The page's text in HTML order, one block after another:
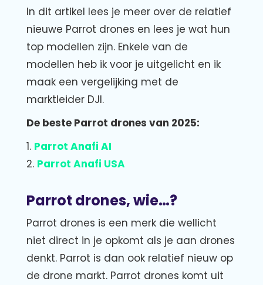
In dit artikel lees je meer over de relatief
nieuwe Parrot drones en lees je wat hun
top modellen zijn. Enkele van de
modellen heb ik voor je uitgelicht en ik
maak een vergelijking met de
marktleider DJI.
De beste Parrot drones van 2025:
1. Parrot Anafi AI
2. Parrot Anafi USA
Parrot drones, wie…?
Parrot drones is een merk die wellicht
niet direct in je opkomt als je aan drones
denkt. Parrot is dan ook relatief nieuw op
de drone markt. Parrot drones komt uit